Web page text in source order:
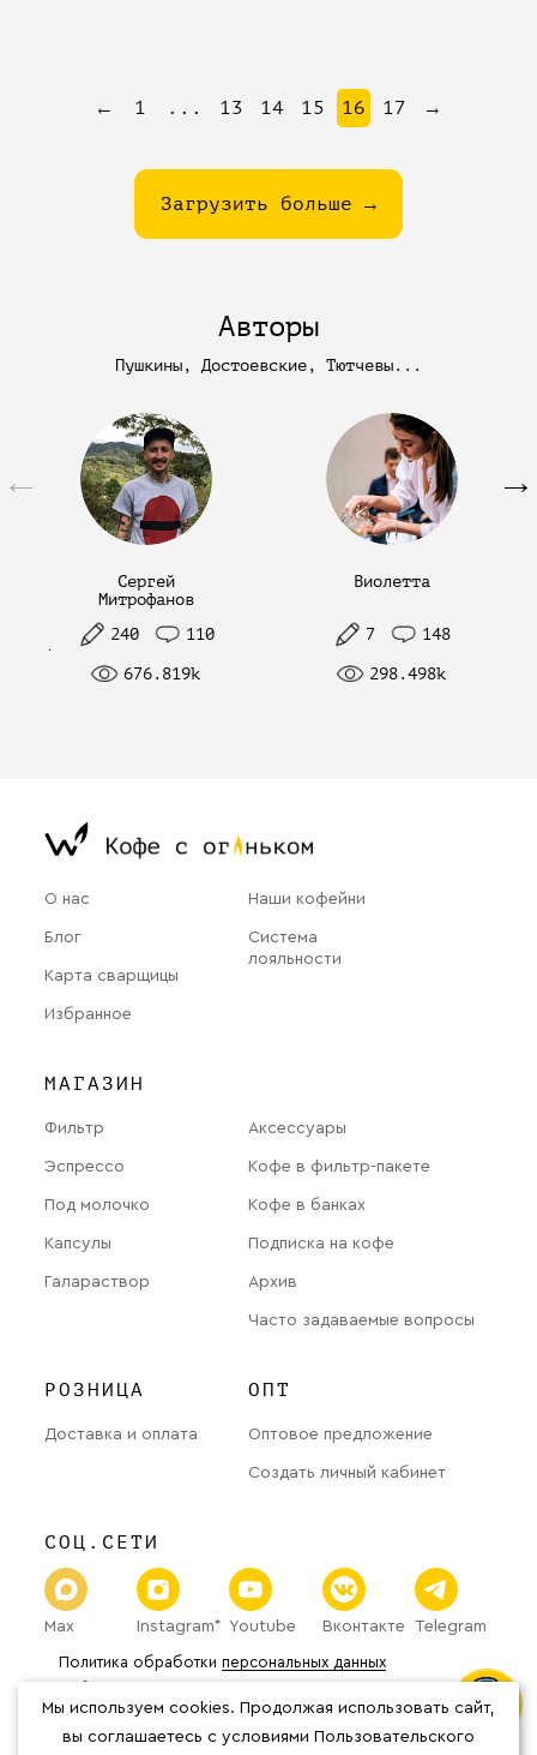
Загрузить больше →
← 1 ... 13 14 15 16 17 →
Авторы
Пушкины, Достоевские, Тютчевы...
Сергей
Митрофанов
240
110
676.819k
Виолетта
7 148
298.498k
← →
О нас
Блог
Карта сварщицы
Избранное
Наши кофейни
Система
лояльности
МАГАЗИН
Фильтр
Эспрессо
Под молочко
Капсулы
Галараствор
Аксессуары
Кофе в фильтр-пакете
Кофе в банках
Подписка на кофе
Архив
Часто задаваемые вопросы
РОЗНИЦА
Доставка и оплата
ОПТ
Оптовое предложение
Создать личный кабинет
СОЦ.СЕТИ
Max Instagram* Youtube Вконтакте Telegram
Политика обработки персональных данных
© 2026 «The Welder Catherine» Все права защищены.
*Организация Meta Platforms Inc.
Мы используем cookies. Продолжая использовать сайт,
вы соглашаетесь с условиями Пользовательского